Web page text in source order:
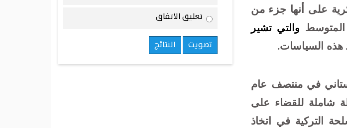
على أنها جزء من
والتي تشير
هذه السياسات.
في منتصف عام
شاملة للقضاء على
التركية في اتخاذ
تعليق الاتفاق
تصويت النتائج